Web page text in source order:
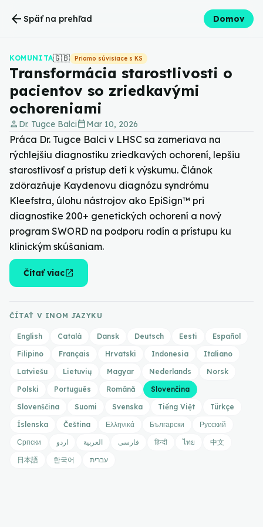
arrow_back Späť na prehľad Domov
KOMUNITA🇬🇧 Priamo súvisiace s KS
Transformácia starostlivosti o
pacientov so zriedkavými
ochoreniami
person Dr. Tugce Balcicalendar_todayMar 10, 2026
Práca Dr. Tugce Balci v LHSC sa zameriava na
rýchlejšiu diagnostiku zriedkavých ochorení, lepšiu
starostlivosť a prístup detí k výskumu. Článok
zdôrazňuje Kaydenovu diagnózu syndrómu
Kleefstra, úlohu nástrojov ako EpiSign™ pri
diagnostike 200+ genetických ochorení a nový
program SWORD na podporu rodín a prístupu ku
klinickým skúšaniam.
Čítať viacopen_in_new
ČÍTAŤ V INOM JAZYKU
English Català Dansk Deutsch Eesti
Español
Filipino
Français Hrvatski Indonesia
Italiano
Latviešu
Lietuvių Magyar Nederlands
Norsk
Polski
Português Română
Slovenčina
Slovenščina
Suomi Svenska Tiếng Việt
Türkçe
Íslenska
Čeština Ελληνικά Български
Русский
Српски
اردو العربية فارسی हिन्दी ไทย
中文
日本語
한국어 עברית